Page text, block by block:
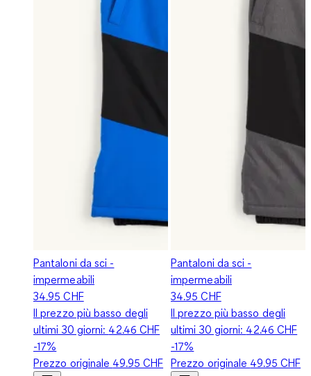
Pantaloni da sci -
impermeabili
34.95 CHF
Il prezzo più basso degli
ultimi 30 giorni: 42.46 CHF
-17%
Prezzo originale 49.95 CHF
Pantaloni da sci -
impermeabili
34.95 CHF
Il prezzo più basso degli
ultimi 30 giorni: 42.46 CHF
-17%
Prezzo originale 49.95 CHF